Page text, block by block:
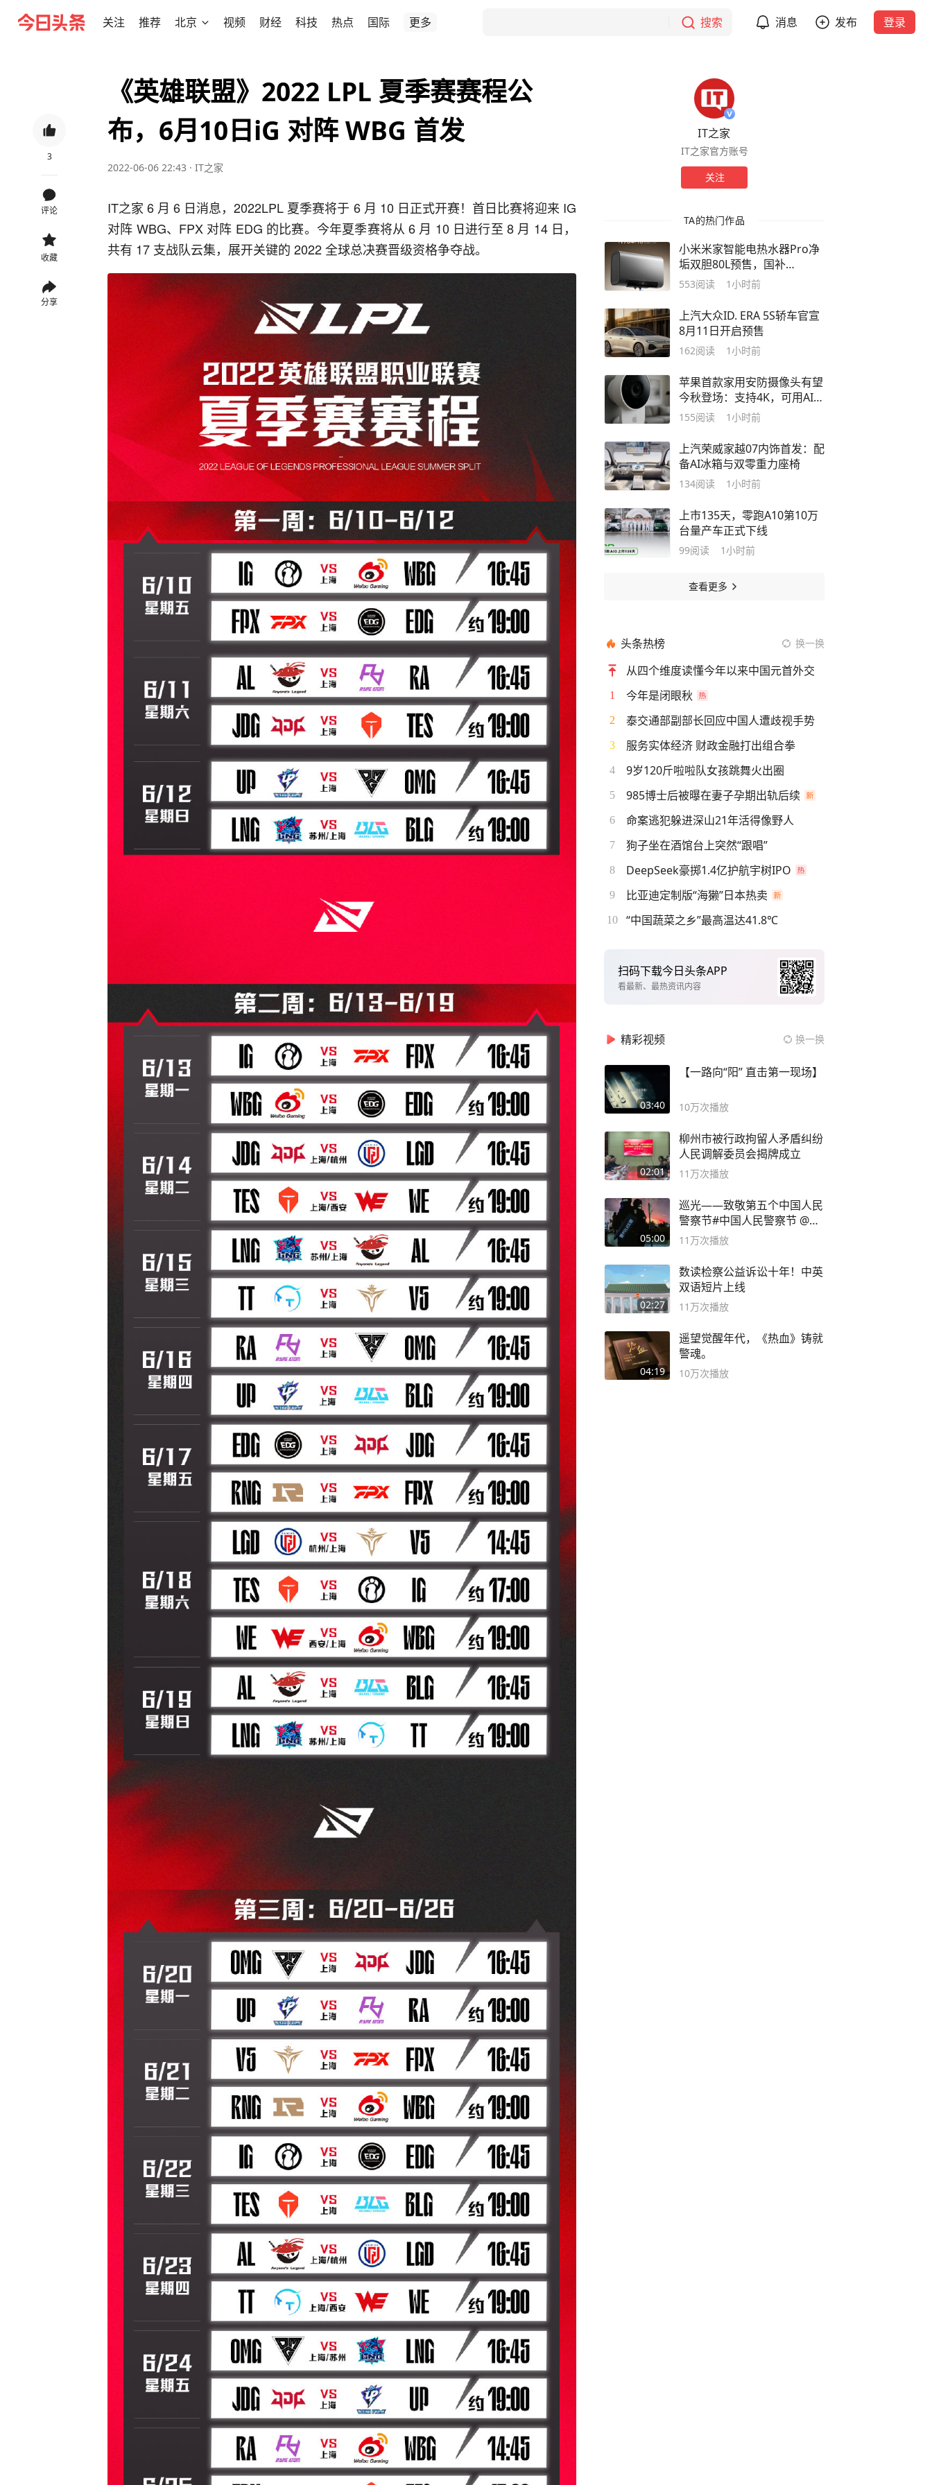
关注 推荐 北京 视频 财经 科技 热点 国际 更多 搜索 消息 发布 登录
3
评论
收藏
分享
《英雄联盟》2022 LPL 夏季赛赛程公
布，6月10日iG 对阵 WBG 首发
2022-06-06 22:43 · IT之家
IT之家 6 月 6 日消息，2022LPL 夏季赛将于 6 月 10 日正式开赛！首日比赛将迎来 IG
对阵 WBG、FPX 对阵 EDG 的比赛。今年夏季赛将从 6 月 10 日进行至 8 月 14 日，
共有 17 支战队云集，展开关键的 2022 全球总决赛晋级资格争夺战。
IT之家
IT之家官方账号
关注
TA的热门作品
小米米家智能电热水器Pro净
垢双胆80L预售，国补
1954.15元
553阅读 1小时前
上汽大众ID. ERA 5S轿车官宣
8月11日开启预售
162阅读 1小时前
苹果首款家用安防摄像头有望
今秋登场：支持4K，可用AI描
述画面
155阅读 1小时前
上汽荣威家越07内饰首发：配
备AI冰箱与双零重力座椅
134阅读 1小时前
上市135天，零跑A10第10万
台量产车正式下线
99阅读 1小时前
查看更多
头条热榜 换一换
从四个维度读懂今年以来中国元首外交
1 今年是闭眼秋
2 泰交通部副部长回应中国人遭歧视手势
3 服务实体经济 财政金融打出组合拳
4 9岁120斤啦啦队女孩跳舞火出圈
5 985博士后被曝在妻子孕期出轨后续
6 命案逃犯躲进深山21年活得像野人
7 狗子坐在酒馆台上突然“跟唱”
8 DeepSeek豪掷1.4亿护航宇树IPO
9 比亚迪定制版“海獭”日本热卖
10 “中国蔬菜之乡”最高温达41.8℃
扫码下载今日头条APP
看最新、最热资讯内容
精彩视频 换一换
03:40
【一路向“阳” 直击第一现场】
10万次播放
02:01
柳州市被行政拘留人矛盾纠纷
人民调解委员会揭牌成立
11万次播放
05:00
巡光——致敬第五个中国人民
警察节#中国人民警察节 @抖
音小助手
11万次播放
02:27
数读检察公益诉讼十年！中英
双语短片上线
11万次播放
04:19
遥望觉醒年代，《热血》铸就
警魂。
10万次播放